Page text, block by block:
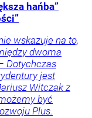
hańba”
wskazuje na to,
dwoma
Dotychczas
jest
Witczak z
być
Plus.